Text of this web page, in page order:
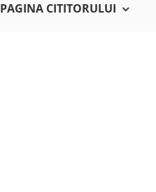
PAGINA CITITORULUI